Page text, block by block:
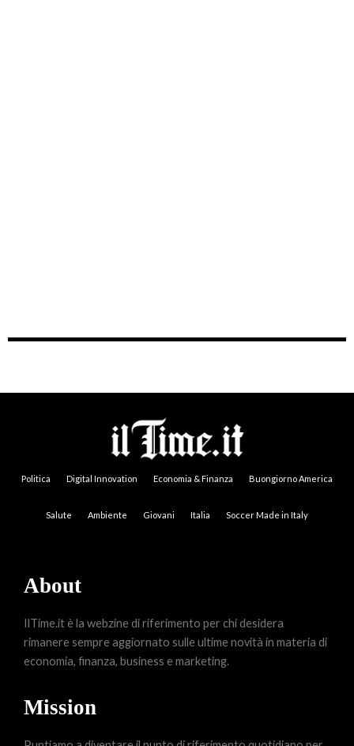
Politica Digital Innovation Economia & Finanza Buongiorno America
Salute Ambiente Giovani Italia Soccer Made in Italy
About
IlTime.it è la webzine di riferimento per chi desidera
rimanere sempre aggiornato sulle ultime novità in materia di
economia, finanza, business e marketing.
Mission